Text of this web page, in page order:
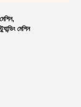
,
মেশিন